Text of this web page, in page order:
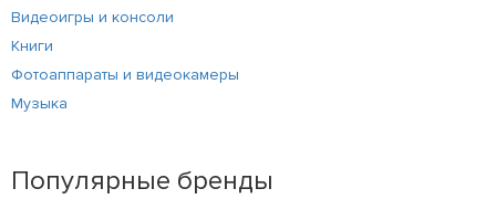
Видеоигры и консоли
Книги
Фотоаппараты и видеокамеры
Музыка
Популярные бренды